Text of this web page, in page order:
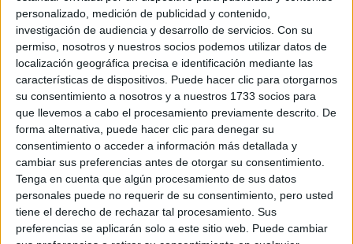
personalizado, medición de publicidad y contenido,
investigación de audiencia y desarrollo de servicios. Con su
permiso, nosotros y nuestros socios podemos utilizar datos de
localización geográfica precisa e identificación mediante las
características de dispositivos. Puede hacer clic para otorgarnos
su consentimiento a nosotros y a nuestros 1733 socios para
que llevemos a cabo el procesamiento previamente descrito. De
forma alternativa, puede hacer clic para denegar su
consentimiento o acceder a información más detallada y
cambiar sus preferencias antes de otorgar su consentimiento.
Tenga en cuenta que algún procesamiento de sus datos
personales puede no requerir de su consentimiento, pero usted
tiene el derecho de rechazar tal procesamiento. Sus
preferencias se aplicarán solo a este sitio web. Puede cambiar
irene_snrb
18th jun 2008
holayo quiero estudiar fisio
hola
yo quiero estudiar fisio xo si no m da la media kiero ntrar n
nfermeria xo la gente me dice k no s lo mio,nose k acer xk si
realmente tienen razon no kiero perdewr un año d mi vida